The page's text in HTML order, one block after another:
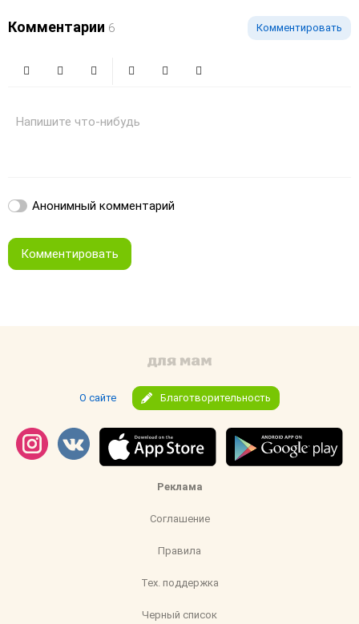
Комментарии 6 Комментировать
Напишите что-нибудь
Анонимный комментарий
Комментировать
О сайте Благотворительность
Реклама
Соглашение
Правила
Тех. поддержка
Черный список